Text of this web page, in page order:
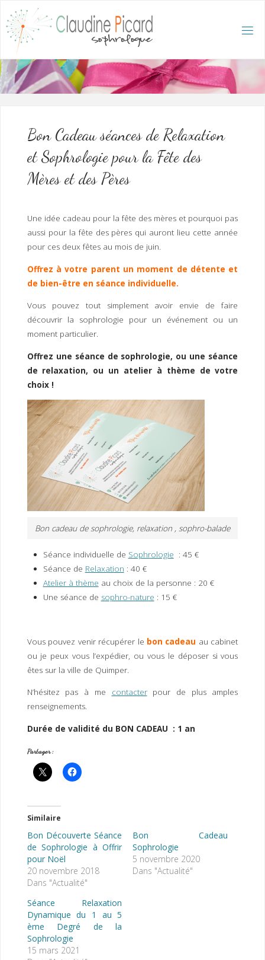
content
DIN
E PI
C AR
D :
SO
PHR
OL
OG
N
APE
IMP
ER
Bon Cadeau séances de Relaxation
et Sophrologie pour la Fête des
Mères et des Pères
Une idée cadeau pour la fête des mères et pourquoi pas
aussi pour la fête des pères qui auront lieu cette année
pour ces deux fêtes au mois de juin.
Offrez à votre parent un moment de détente et
de bien-être en séance individuelle.
Vous pouvez tout simplement avoir envie de faire
découvrir la sophrologie pour un événement ou un
moment particulier.
Offrez une séance de sophrologie, ou une séance
de relaxation, ou un atelier à thème de votre
choix !
Bon cadeau de sophrologie, relaxation , sophro-balade
Séance individuelle de Sophrologie : 45 €
Séance de Relaxation : 40 €
Atelier à thème au choix de la personne : 20 €
Une séance de sophro-nature : 15 €
Vous pouvez venir récupérer le bon cadeau au cabinet
ou je peux vous l’expédier, ou vous le déposer si vous
êtes sur la ville de Quimper.
N’hésitez pas à me contacterpour de plus amples
renseignements.
Durée de validité du BON CADEAU : 1 an
Partager :
Similaire
Bon Découverte Séance
de Sophrologie à Offrir
pour Noël
20 novembre 2018
Dans "Actualité"
Bon Cadeau
Sophrologie
5 novembre 2020
Dans "Actualité"
Séance Relaxation
Dynamique du 1 au 5
ème Degré de la
Sophrologie
15 mars 2021